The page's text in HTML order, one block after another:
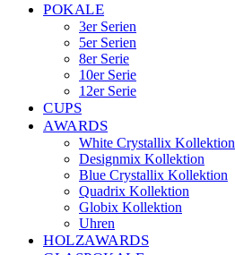
POKALE
3er Serien
5er Serien
8er Serie
10er Serie
12er Serie
CUPS
AWARDS
White Crystallix Kollektion
Designmix Kollektion
Blue Crystallix Kollektion
Quadrix Kollektion
Globix Kollektion
Uhren
HOLZAWARDS